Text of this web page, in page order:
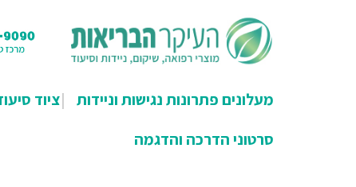
מעלונים פתרונות נגישות וניידות ציוד
סרטוני הדרכה והדגמה